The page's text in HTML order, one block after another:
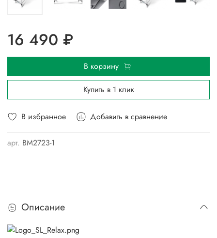
В избранное Добавить в сравнение
арт. BM2723-1
16 490 ₽
В корзину
Купить в 1 клик
Описание